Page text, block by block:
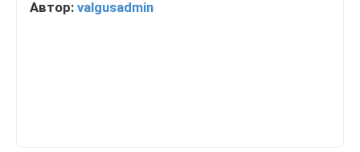
Автор: valgusadmin